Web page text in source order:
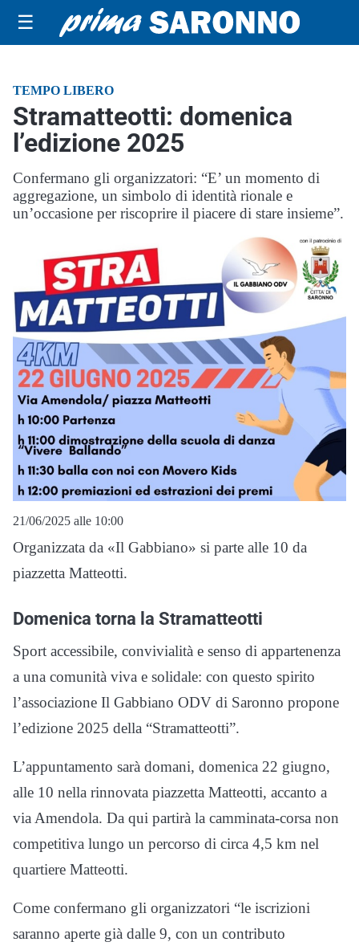
☰
TEMPO LIBERO
Stramatteotti: domenica
l’edizione 2025
Confermano gli organizzatori: “E’ un momento di
aggregazione, un simbolo di identità rionale e
un’occasione per riscoprire il piacere di stare insieme”.
21/06/2025 alle 10:00
Organizzata da «Il Gabbiano» si parte alle 10 da
piazzetta Matteotti.
Domenica torna la Stramatteotti
Sport accessibile, convivialità e senso di appartenenza
a una comunità viva e solidale: con questo spirito
l’associazione Il Gabbiano ODV di Saronno propone
l’edizione 2025 della “Stramatteotti”.
L’appuntamento sarà domani, domenica 22 giugno,
alle 10 nella rinnovata piazzetta Matteotti, accanto a
via Amendola. Da qui partirà la camminata-corsa non
competitiva lungo un percorso di circa 4,5 km nel
quartiere Matteotti.
Come confermano gli organizzatori “le iscrizioni
saranno aperte già dalle 9, con un contributo